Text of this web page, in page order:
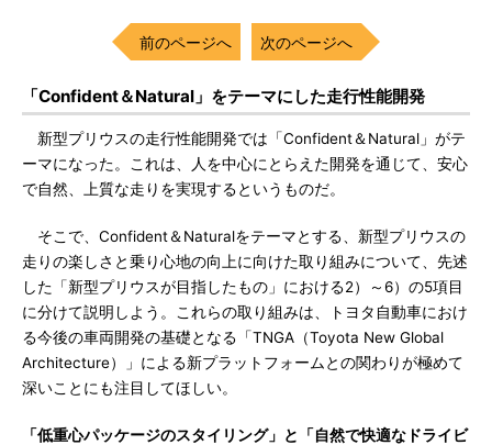
前のページへ 次のページへ
「Confident＆Natural」をテーマにした走行性能開発
新型プリウスの走行性能開発では「Confident＆Natural」がテ
ーマになった。これは、人を中心にとらえた開発を通じて、安心
で自然、上質な走りを実現するというものだ。
そこで、Confident＆Naturalをテーマとする、新型プリウスの
走りの楽しさと乗り心地の向上に向けた取り組みについて、先述
した「新型プリウスが目指したもの」における2）～6）の5項目
に分けて説明しよう。これらの取り組みは、トヨタ自動車におけ
る今後の車両開発の基礎となる「TNGA（Toyota New Global
Architecture）」による新プラットフォームとの関わりが極めて
深いことにも注目してほしい。
「低重心パッケージのスタイリング」と「自然で快適なドライビ